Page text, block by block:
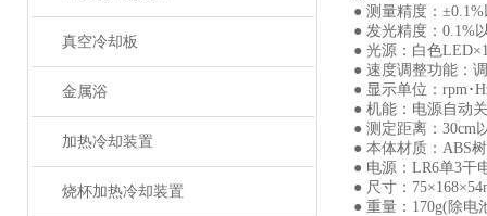
真空冷却板
金属浴
加热冷却装置
烧杯加热冷却装置
● 测量精度：±0.1%
● 发光精度：0.1%
● 光源：白色
● 速度调整功能：
● 显示单位：rpm･
● 机能：电源自动
● 测定距离：30cm
● 本体材质：ABS
● 电源：LR6单3干
● 尺寸：
● 重量：170g(除电